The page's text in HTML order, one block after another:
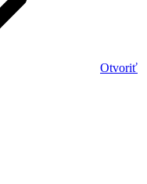
Otvoriť